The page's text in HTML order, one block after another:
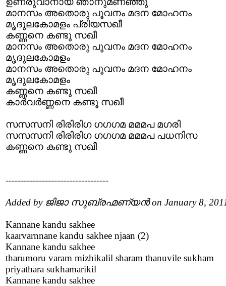
മാനസം അതൊരു പൂവനം മദന മോഹനം
മൃദുലകോമളം പ്രിയസഖീ
കണ്ണനെ കണ്ടു സഖീ
മാനസം അതൊരു പൂവനം മദന മോഹനം
മൃദുലകോമളം
മാനസം അതൊരു പൂവനം മദന മോഹനം
മൃദുലകോമളം
കണ്ണനെ കണ്ടു സഖീ
കാർവർണ്ണനെ കണ്ടൂ സഖീ
സസസനി രിരിരിഗ ഗഗഗമ മമമപ മഗരി
സസസനി രിരിരിഗ ഗഗഗമ മമമപ പധനിസ
കണ്ണനെ കണ്ടു സഖീ
----------------------------------
Added by ജിജാ സുബ്രഹ്മണ്യൻ on January 8,
Kannane kandu sakhee
kaarvarnnane kandu sakhee njaan (2)
Kannane kandu sakhee
tharumoru varam mizhikalil sharam thanuvile sukham
priyathara sukhamarikil
Kannane kandu sakhee